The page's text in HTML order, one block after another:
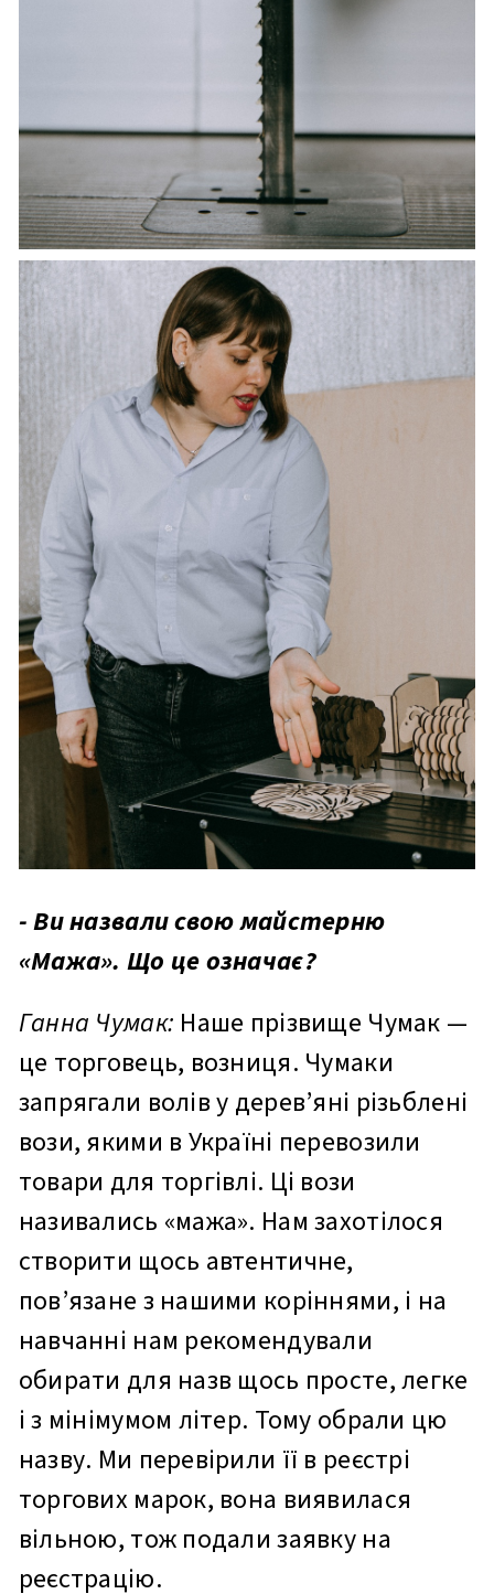
- Ви назвали свою майстерню
«Мажа». Що це означає?
Ганна Чумак: Наше прізвище Чумак —
це торговець, возниця. Чумаки
запрягали волів у дерев’яні різьблені
вози, якими в Україні перевозили
товари для торгівлі. Ці вози
називались «мажа». Нам захотілося
створити щось автентичне,
пов’язане з нашими коріннями, і на
навчанні нам рекомендували
обирати для назв щось просте, легке
і з мінімумом літер. Тому обрали цю
назву. Ми перевірили її в реєстрі
торгових марок, вона виявилася
вільною, тож подали заявку на
реєстрацію.